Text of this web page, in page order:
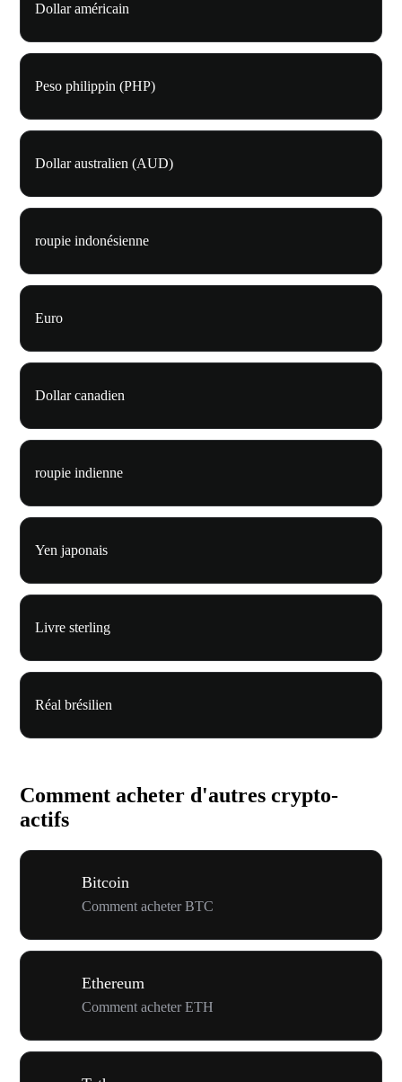
Dollar américain
Peso philippin (PHP)
Dollar australien (AUD)
roupie indonésienne
Euro
Dollar canadien
roupie indienne
Yen japonais
Livre sterling
Réal brésilien
Comment acheter d'autres crypto-
actifs
Bitcoin
Comment acheter BTC
Ethereum
Comment acheter ETH